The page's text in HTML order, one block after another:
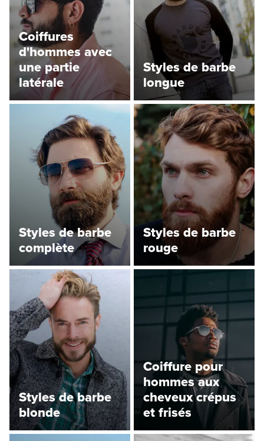
Coiffures
d'hommes avec
une partie
latérale
Styles de barbe
longue
Styles de barbe
complète
Styles de barbe
rouge
Styles de barbe
blonde
Coiffure pour
hommes aux
cheveux crépus
et frisés